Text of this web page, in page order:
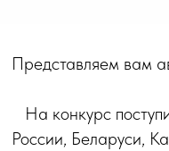
Представляем вам
На конкурс
России, Беларуси,